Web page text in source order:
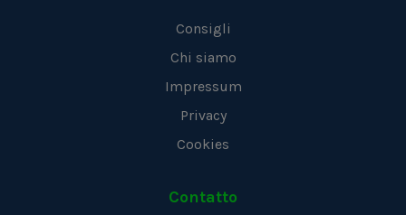
Consigli
Chi siamo
Impressum
Privacy
Cookies
Contatto